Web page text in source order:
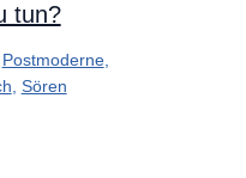
tun?
Postmoderne,
, Sören